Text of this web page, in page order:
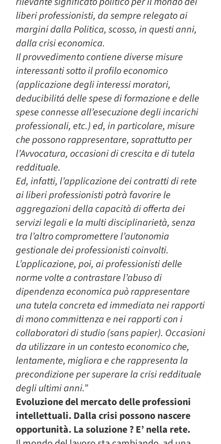
liberi professionisti, da sempre relegato ai
margini dalla Politica, scosso, in questi anni,
dalla crisi economica.
Il provvedimento contiene diverse misure
interessanti sotto il profilo economico
(applicazione degli interessi moratori,
deducibilitá delle spese di formazione e delle
spese connesse all’esecuzione degli incarichi
professionali, etc.) ed, in particolare, misure
che possono rappresentare, soprattutto per
l’Avvocatura, occasioni di crescita e di tutela
reddituale.
Ed, infatti, l’applicazione dei contratti di rete
ai liberi professionisti potrà favorire le
aggregazioni della capacità di offerta dei
servizi legali e la multi disciplinarietà, senza
tra l’altro compromettere l’autonomia
gestionale dei professionisti coinvolti.
L’applicazione, poi, ai professionisti delle
norme volte a contrastare l’abuso di
dipendenza economica può rappresentare
una tutela concreta ed immediata nei rapporti
di mono committenza e nei rapporti con i
collaboratori di studio (sans papier). Occasioni
da utilizzare in un contesto economico che,
lentamente, migliora e che rappresenta la
precondizione per superare la crisi reddituale
degli ultimi anni.”
Evoluzione del mercato delle professioni
intellettuali. Dalla crisi possono nascere
opportunità. La soluzione ? E’ nella rete.